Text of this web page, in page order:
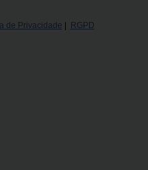
de Privacidade RGPD